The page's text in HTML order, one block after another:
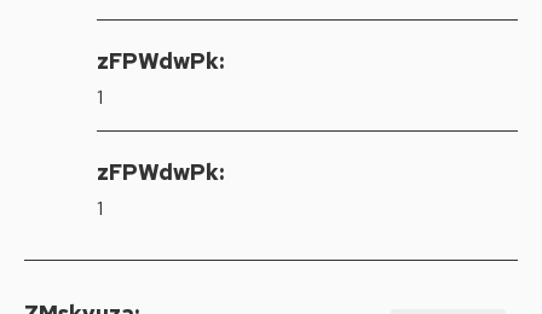
zFPWdwPk:
1
zFPWdwPk:
1